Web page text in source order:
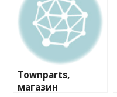
Townparts,
магазин